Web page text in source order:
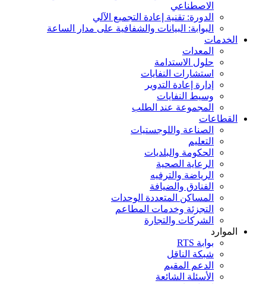
الاصطناعي
الدورة: تقنية إعادة التجميع الآلي
البوابة: البيانات والشفافية على مدار الساعة
الخدمات
المعدات
حلول الاستدامة
استشارات النفايات
إدارة إعادة التدوير
وسيط النفايات
المجموعة عند الطلب
القطاعات
الصناعة واللوجستيات
التعليم
الحكومة والبلديات
الرعاية الصحية
الرياضة والترفيه
الفنادق والضيافة
المساكن المتعددة الوحدات
التجزئة وخدمات المطاعم
الشركات والتجارة
الموارد
بوابة RTS
شبكة الناقل
الدعم المقيم
الأسئلة الشائعة